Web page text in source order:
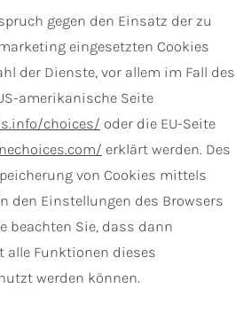
gegen den Einsatz der zu
eingesetzten Cookies
der Dienste, vor allem im Fall des
amerikanische Seite
choices/ oder die EU-Seite
erklärt werden. Des
von Cookies mittels
den Einstellungen des Browsers
beachten Sie, dass dann
alle Funktionen dieses
werden können.